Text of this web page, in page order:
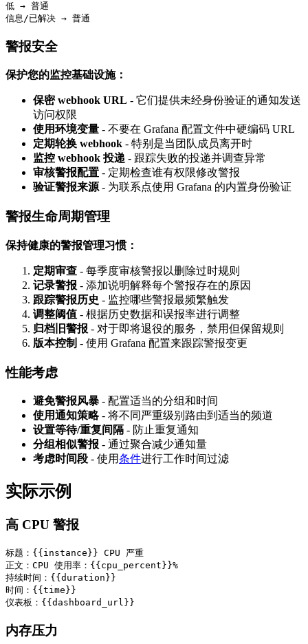
低 → 普通
警报安全
保护您的监控基础设施：
保密 webhook URL - 它们提供未经身份验证的通知发送
访问权限
使用环境变量 - 不要在 Grafana 配置文件中硬编码 URL
定期轮换 webhook - 特别是当团队成员离开时
监控 webhook 投递 - 跟踪失败的投递并调查异常
审核警报配置 - 定期检查谁有权限修改警报
验证警报来源- 为联系点使用 Grafana 的内置身份验证
警报生命周期管理
保持健康的警报管理习惯：
定期审查 - 每季度审核警报以删除过时规则
记录警报 - 添加说明解释每个警报存在的原因
跟踪警报历史 - 监控哪些警报最频繁触发
调整阈值 - 根据历史数据和误报率进行调整
归档旧警报 - 对于即将退役的服务，禁用但保留规则
版本控制 - 使用 Grafana 配置来跟踪警报变更
性能考虑
避免警报风暴 - 配置适当的分组和时间
使用通知策略- 将不同严重级别路由到适当的频道
设置等待/重复间隔 - 防止重复通知
分组相似警报 - 通过聚合减少通知量
考虑时间段 - 使用条件进行工作时间过滤
实际示例
高 CPU 警报
标题：{{instance}} CPU 严重
正文：CPU 使用率：{{cpu_percent}}%
持续时间：{{duration}}
时间：{{time}}
内存压力